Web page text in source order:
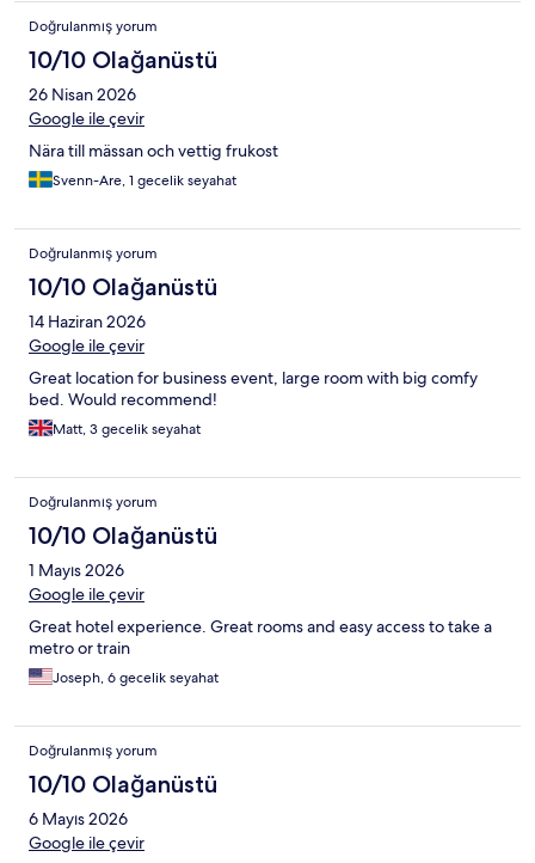
Doğrulanmış yorum
10/10 Olağanüstü
26 Nisan 2026
Google ile çevir
Nära till mässan och vettig frukost
Svenn-Are, 1 gecelik seyahat
Doğrulanmış yorum
10/10 Olağanüstü
14 Haziran 2026
Google ile çevir
Great location for business event, large room with big comfy
bed. Would recommend!
Matt, 3 gecelik seyahat
Doğrulanmış yorum
10/10 Olağanüstü
1 Mayıs 2026
Google ile çevir
Great hotel experience. Great rooms and easy access to take a
metro or train
Joseph, 6 gecelik seyahat
Doğrulanmış yorum
10/10 Olağanüstü
6 Mayıs 2026
Google ile çevir